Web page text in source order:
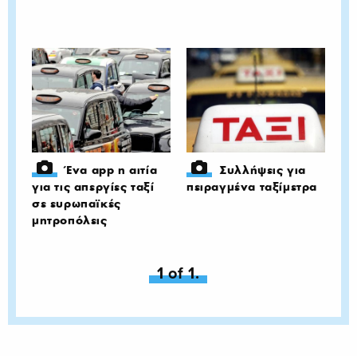
Ένα app η αιτία
για τις απεργίες ταξί
σε ευρωπαϊκές
μητροπόλεις
Συλλήψεις για
πειραγμένα ταξίμετρα
You're on page
1 of 1.